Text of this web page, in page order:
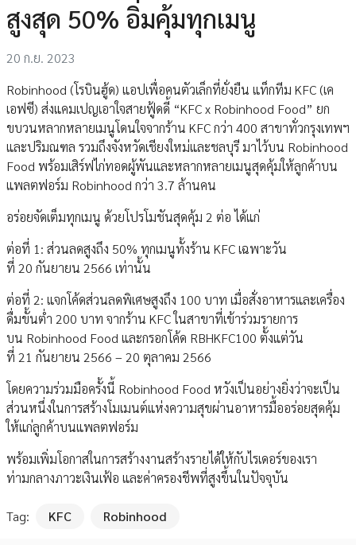
สูงสุด 50% อิ่มคุ้มทุกเมนู
20 ก.ย. 2023
Robinhood (โรบินฮู้ด) แอปเพื่อคนตัวเล็กที่ยั่งยืน แท็กทีม KFC (เค
เอฟซี) ส่งแคมเปญเอาใจสายฟู้ดดี้ “KFC x Robinhood Food” ยก
ขบวนหลากหลายเมนูโดนใจจากร้าน KFC กว่า 400 สาขาทั่วกรุงเทพฯ
และปริมณฑล รวมถึงจังหวัดเชียงใหม่และชลบุรี มาไว้บน Robinhood
Food พร้อมเสิร์ฟไก่ทอดผู้พันและหลากหลายเมนูสุดคุ้มให้ลูกค้าบน
แพลตฟอร์ม Robinhood กว่า 3.7 ล้านคน
อร่อยจัดเต็มทุกเมนู ด้วยโปรโมชันสุดคุ้ม 2 ต่อ ได้แก่
ต่อที่ 1: ส่วนลดสูงถึง 50% ทุกเมนูทั้งร้าน KFC เฉพาะวัน
ที่ 20 กันยายน 2566 เท่านั้น
ต่อที่ 2: แจกโค้ดส่วนลดพิเศษสูงถึง 100 บาท เมื่อสั่งอาหารและเครื่อง
ดื่มขั้นต่ำ 200 บาท จากร้าน KFC ในสาขาที่เข้าร่วมรายการ
บน Robinhood Food และกรอกโค้ด RBHKFC100 ตั้งแต่วัน
ที่ 21 กันยายน 2566 – 20 ตุลาคม 2566
โดยความร่วมมือครั้งนี้ Robinhood Food หวังเป็นอย่างยิ่งว่าจะเป็น
ส่วนหนึ่งในการสร้างโมเมนต์แห่งความสุขผ่านอาหารมื้ออร่อยสุดคุ้ม
ให้แก่ลูกค้าบนแพลตฟอร์ม
พร้อมเพิ่มโอกาสในการสร้างงานสร้างรายได้ให้กับไรเดอร์ของเรา
ท่ามกลางภาวะเงินเฟ้อ และค่าครองชีพที่สูงขึ้นในปัจจุบัน
Tag: KFC Robinhood